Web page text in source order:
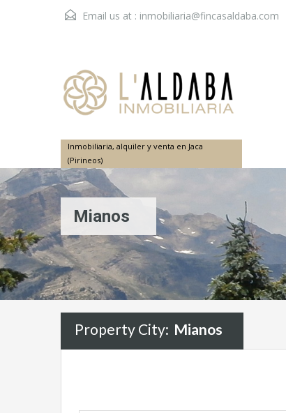
Email us at : inmobiliaria@fincasaldaba.com
Inmobiliaria, alquiler y venta en Jaca
(Pirineos)
Mianos
Property City: Mianos